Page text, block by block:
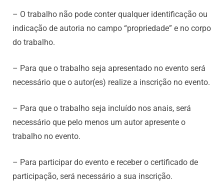
– O trabalho não pode conter qualquer identificação ou
indicação de autoria no campo “propriedade” e no corpo
do trabalho.
– Para que o trabalho seja apresentado no evento será
necessário que o autor(es) realize a inscrição no evento.
– Para que o trabalho seja incluído nos anais, será
necessário que pelo menos um autor apresente o
trabalho no evento.
– Para participar do evento e receber o certificado de
participação, será necessário a sua inscrição.